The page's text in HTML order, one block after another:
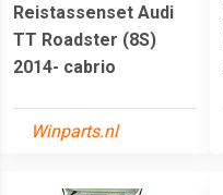
Reistassenset Audi
TT Roadster (8S)
2014- cabrio
Winparts.nl